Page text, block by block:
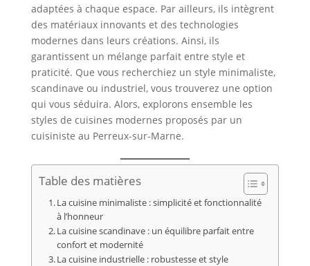
adaptées à chaque espace. Par ailleurs, ils intègrent
des matériaux innovants et des technologies
modernes dans leurs créations. Ainsi, ils
garantissent un mélange parfait entre style et
praticité. Que vous recherchiez un style minimaliste,
scandinave ou industriel, vous trouverez une option
qui vous séduira. Alors, explorons ensemble les
styles de cuisines modernes proposés par un
cuisiniste au Perreux-sur-Marne.
Table des matières
La cuisine minimaliste : simplicité et fonctionnalité
à l’honneur
La cuisine scandinave : un équilibre parfait entre
confort et modernité
La cuisine industrielle : robustesse et style